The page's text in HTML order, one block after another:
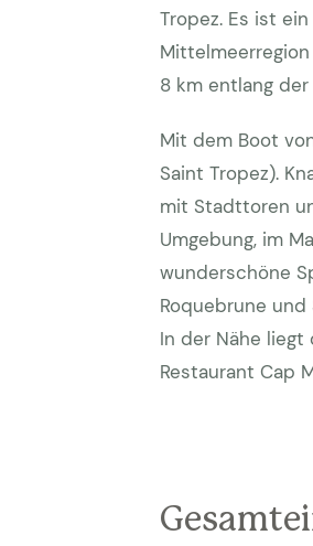
Tropez. Es ist
8 km entlang
Mit dem Boot
Saint Tropez).
mit Stadttoren
Umgebung, im
wunderschöne
Roquebrune
In der Nähe liegt
Restaurant Cap